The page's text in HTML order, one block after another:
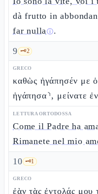
dà frutto in
far nullaⓘ.
9 🗝️2
GRECO
καθὼς ἠγάπησέν με
ἠγάπησα⸃, μείνατε
LETTURA ORTODOSSA
Come il Padre ha
Rimanete nel mio
10 🗝️1
GRECO
ἐὰν τὰς ἐντολάς μου